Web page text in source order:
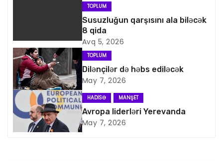
q
a
s
i
y
TOPLUM
Susuzluğun qarşısını ala biləcək
8 qida
Avq 5, 2026
TOPLUM
Dilənçilər də həbs ediləcək
May 7, 2026
HADISƏ MANŞET
Avropa liderləri Yerevanda
May 7, 2026